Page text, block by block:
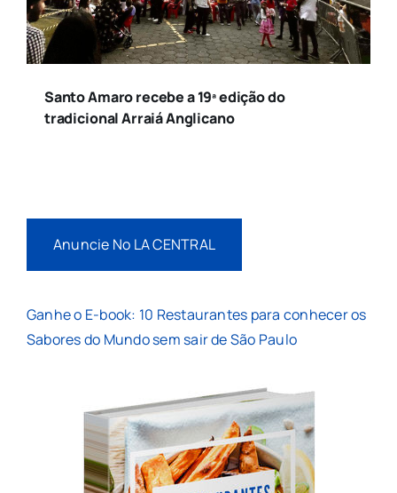
Santo Amaro recebe a 19ª edição do
tradicional Arraiá Anglicano
Anuncie No LA CENTRAL
Ganhe o E-book: 10 Restaurantes para conhecer os
Sabores do Mundo sem sair de São Paulo